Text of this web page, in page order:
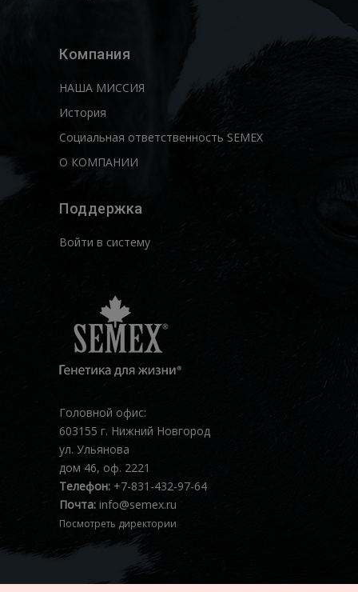
Компания
НАША МИССИЯ
История
Социальная ответственность SEMEX
О КОМПАНИИ
Поддержка
Войти в систему
Головной офис:
603155 г. Нижний Новгород
ул. Ульянова
дом 46, оф. 2221
Телефон: +7-831-432-97-64
Почта: info@semex.ru
Посмотреть директории